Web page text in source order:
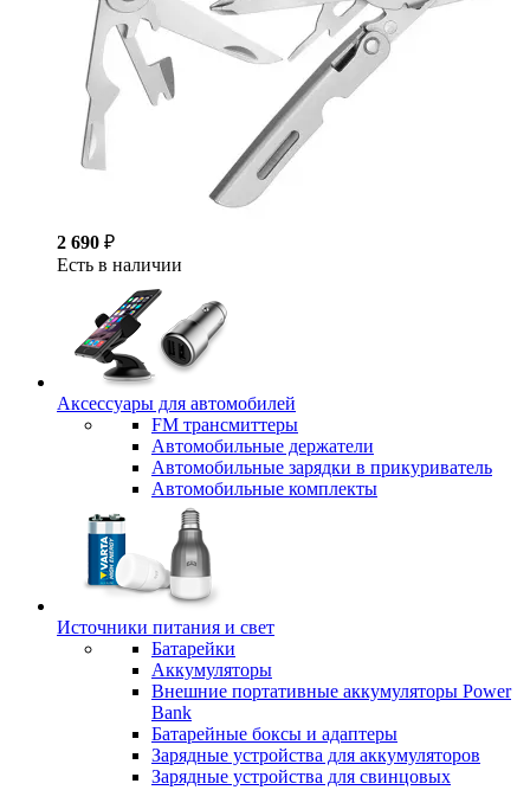
2 690 ₽
Есть в наличии
Аксессуары для автомобилей
FM трансмиттеры
Автомобильные держатели
Автомобильные зарядки в прикуриватель
Автомобильные комплекты
Источники питания и свет
Батарейки
Аккумуляторы
Внешние портативные аккумуляторы Power
Bank
Батарейные боксы и адаптеры
Зарядные устройства для аккумуляторов
Зарядные устройства для свинцовых